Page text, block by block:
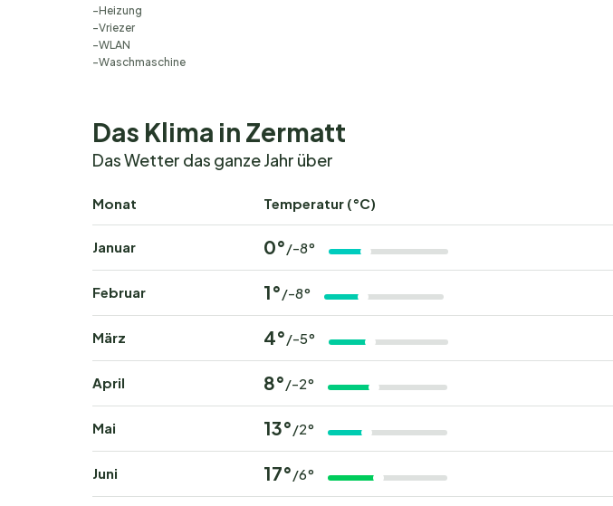
Heizung
Vriezer
WLAN
Waschmaschine
Das Klima in Zermatt
Das Wetter das ganze Jahr über
Monat Temperatur (°C)
Januar 0° /-8°
Februar 1° /-8°
März 4° /-5°
April 8° /-2°
Mai 13° /2°
Juni 17° /6°